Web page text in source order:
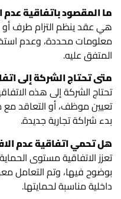
ما المقصود باتفاقية عدم
هي عقد ينظم التزام طرف أو
معلومات محددة، وعدم
المتفق عليه.
متى تحتاج الشركة إلى
تحتاج الشركة إلى هذه
تعيين موظف، أو التعاقد مع
بدء شراكة تجارية جديدة.
هل تحمي اتفاقية عدم
تعزز الاتفاقية مستوى
بوضوح فيها، وتم التعامل
داخلية مناسبة لحمايتها.